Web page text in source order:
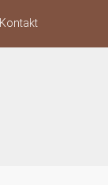
Kontakt